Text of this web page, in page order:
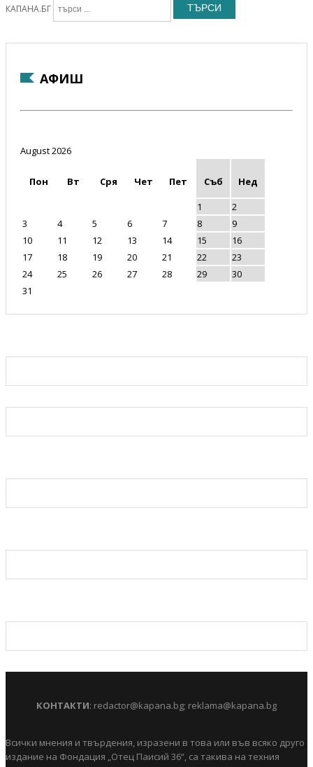
КАПАНА.БГ ТЪРСИ
АФИШ
August 2026
Пон Вт Сря Чет Пет Съб
Нед
1
2
3
4 5 6 7 8
9
10
11 12 13 14 15
16
17
18 19 20 21 22
23
24
25 26 27 28 29
30
31
КОНТАКТИ: redactor@kapana.bg; reklama@kapana.bg
Всички мнения и твърдения, изразени в това или във всяко друго
издание на Фондация „Отец Паисий 36“, са такива на техния